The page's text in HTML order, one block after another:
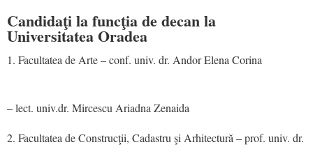
Candidaţi la funcţia de decan la
Universitatea Oradea
Facultatea de Arte – conf. univ. dr. Andor Elena Corina
– lect. univ.dr. Mircescu Ariadna Zenaida
Facultatea de Construcţii, Cadastru şi Arhitectură – prof. univ. dr.